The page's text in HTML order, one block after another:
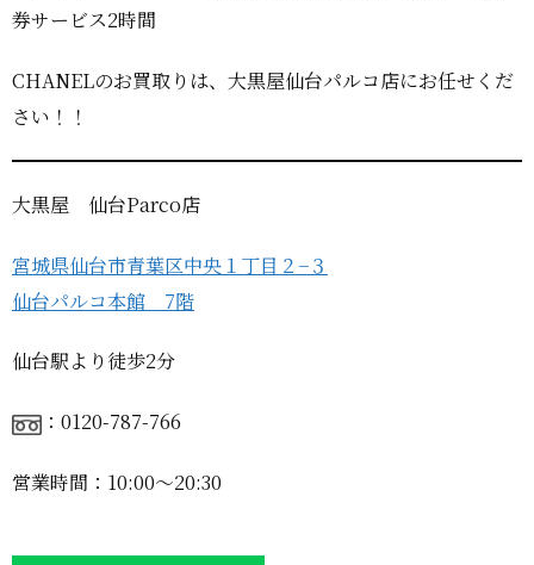
券サービス2時間
CHANELのお買取りは、大黒屋仙台パルコ店にお任せくだ
さい！！
大黒屋 仙台Parco店
宮城県仙台市青葉区中央１丁目２−３
仙台パルコ本館 7階
仙台駅より徒歩2分
：0120-787-766
営業時間：10:00〜20:30